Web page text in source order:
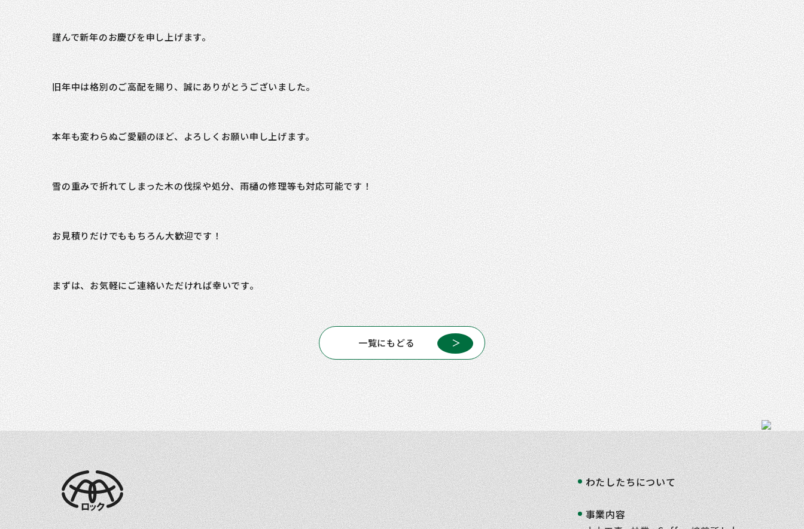
謹んで新年のお慶びを申し上げます。
旧年中は格別のご高配を賜り、誠にありがとうございました。
本年も変わらぬご愛顧のほど、よろしくお願い申し上げます。
雪の重みで折れてしまった木の伐採や処分、雨樋の修理等も対応可能です！
お見積りだけでももちろん大歓迎です！
まずは、お気軽にご連絡いただければ幸いです。
一覧にもどる
わたしたちについて
事業内容